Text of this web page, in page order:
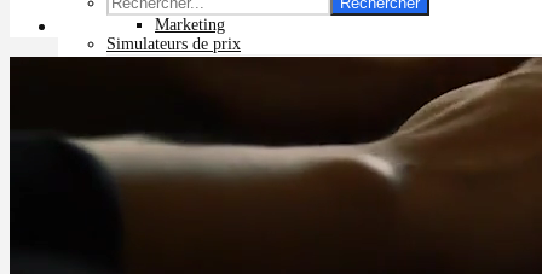
Graphisme
Marketing
Simulateurs de prix
Prix pub Instagram
Prix logiciel
Prix chatbot